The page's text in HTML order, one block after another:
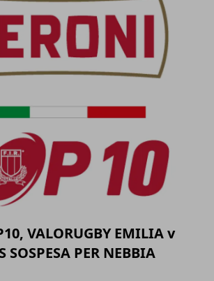
VALORUGBY EMILIA v
SOSPESA PER NEBBIA